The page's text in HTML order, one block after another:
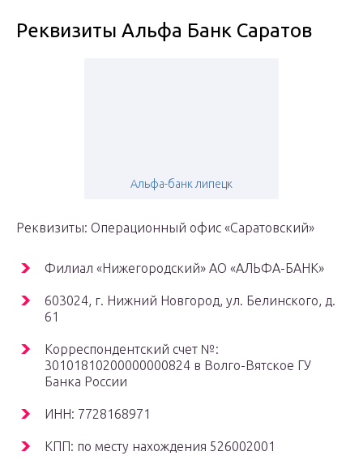
Реквизиты Альфа Банк Саратов
Альфа-банк липецк
Реквизиты: Операционный офис «Саратовский»
Филиал «Нижегородский» АО «АЛЬФА-БАНК»
603024, г. Нижний Новгород, ул. Белинского, д.
61
Корреспондентский счет №:
30101810200000000824 в Волго-Вятское ГУ
Банка России
ИНН: 7728168971
КПП: по месту нахождения 526002001